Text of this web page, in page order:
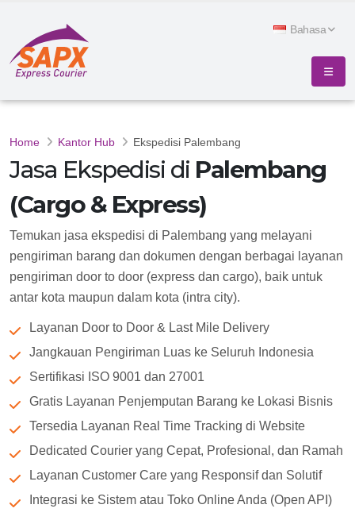
Bahasa
Home Kantor Hub Ekspedisi Palembang
Jasa Ekspedisi di Palembang
(Cargo & Express)
Temukan jasa ekspedisi di Palembang yang melayani
pengiriman barang dan dokumen dengan berbagai layanan
pengiriman door to door (express dan cargo), baik untuk
antar kota maupun dalam kota (intra city).
Layanan Door to Door & Last Mile Delivery
Jangkauan Pengiriman Luas ke Seluruh Indonesia
Sertifikasi ISO 9001 dan 27001
Gratis Layanan Penjemputan Barang ke Lokasi Bisnis
Tersedia Layanan Real Time Tracking di Website
Dedicated Courier yang Cepat, Profesional, dan Ramah
Layanan Customer Care yang Responsif dan Solutif
Integrasi ke Sistem atau Toko Online Anda (Open API)